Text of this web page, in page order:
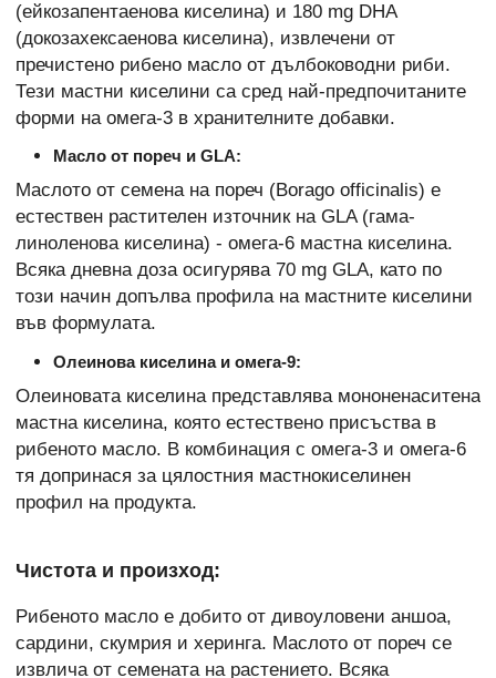
(ейкозапентаенова киселина) и 180 mg DHA
(докозахексаенова киселина), извлечени от
пречистено рибено масло от дълбоководни риби.
Тези мастни киселини са сред най-предпочитаните
форми на омега-3 в хранителните добавки.
Масло от пореч и GLA:
Маслото от семена на пореч (Borago officinalis) е
естествен растителен източник на GLA (гама-
линоленова киселина) - омега-6 мастна киселина.
Всяка дневна доза осигурява 70 mg GLA, като по
този начин допълва профила на мастните киселини
във формулата.
Олеинова киселина и омега-9:
Олеиновата киселина представлява мононенаситена
мастна киселина, която естествено присъства в
рибеното масло. В комбинация с омега-3 и омега-6
тя допринася за цялостния мастнокиселинен
профил на продукта.
Чистота и произход:
Рибеното масло е добито от дивоуловени аншоа,
сардини, скумрия и херинга. Маслото от пореч се
извлича от семената на растението. Всяка